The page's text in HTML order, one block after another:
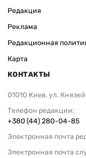
Редакция
Реклама
Редакционная
Карта
КОНТАКТЫ
01010 Киев, ул.
Телефон редакции:
+380 (44) 280-04-85
Электронная почта
Электронная почта